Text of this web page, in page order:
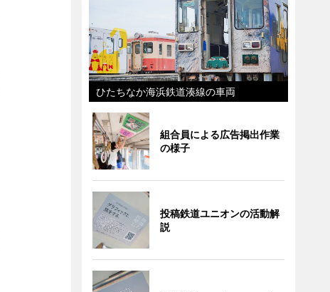
ひたちなか海浜鉄道湊線の車両
組合員による広告掲出作業
の様子
投稿鉄道ユニオンの活動解
説